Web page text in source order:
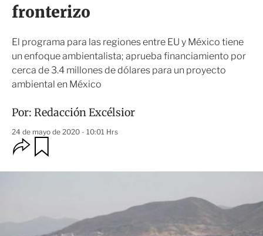
fronterizo
El programa para las regiones entre EU y México tiene
un enfoque ambientalista; aprueba financiamiento por
cerca de 3.4 millones de dólares para un proyecto
ambiental en México
Por: Redacción Excélsior
24 de mayo de 2020 - 10:01 Hrs
O
p
i
r